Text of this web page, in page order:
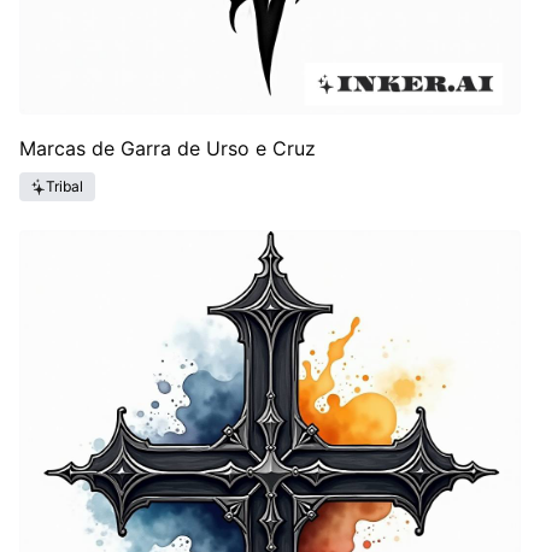
Marcas de Garra de Urso e Cruz
Tribal